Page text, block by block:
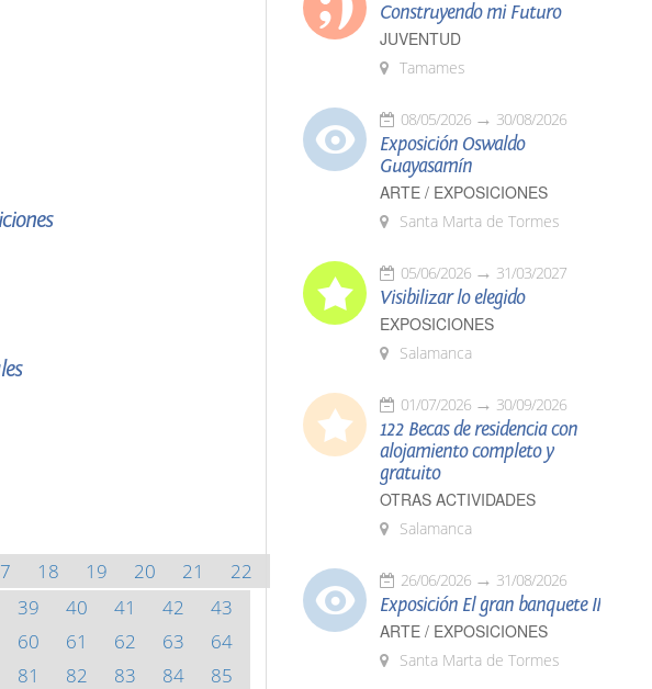
18 19 20 21
22
39 40 41 42
43
60 61 62 63
64
81 82 83 84
85
Construyendo mi Futuro
JUVENTUD
Tamames
08/05/2026 30/08/2026
Exposición Oswaldo
Guayasamín
ARTE / EXPOSICIONES
Santa Marta de Tormes
05/06/2026 31/03/2027
Visibilizar lo elegido
EXPOSICIONES
Salamanca
01/07/2026 30/09/2026
122 Becas de residencia con
alojamiento completo y
gratuito
OTRAS ACTIVIDADES
Salamanca
26/06/2026 31/08/2026
Exposición El gran banquete II
ARTE / EXPOSICIONES
Santa Marta de Tormes